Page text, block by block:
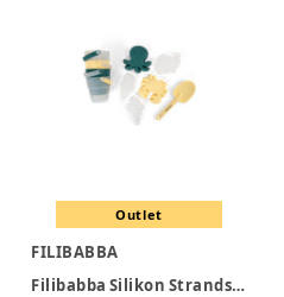
Outlet
FILIBABBA
Filibabba Silikon Strandset – Konfetti